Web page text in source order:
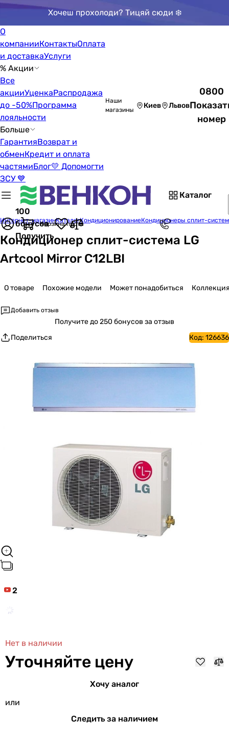
Хочеш прохолоди? Тицяй сюди ❄️
О
компанииКонтактыОплата
и доставкаУслуги
% Акции
Все
акцииУценкаРаспродажа
до -50%Программа
лояльности
Больше
ГарантияВозврат и
обменКредит и оплата
частямиБлог💛 Допомогти
ЗСУ 💙
Наши
магазины
Киев Львов
0800
номер
Каталог
100
бонусов
Получить
Корзина пуста
Интернет-магазинКаталогКондиционированиеКондиционеры сплит-
Кондиционер сплит-система LG
Artcool Mirror C12LBI
О товаре Похожие модели Может понадобиться
Добавить отзыв
Получитедо 250 бонусов за отзыв
Поделиться
Код: 126636
2
Нет в наличии
Уточняйте цену
Хочу аналог
или
Следить за наличием